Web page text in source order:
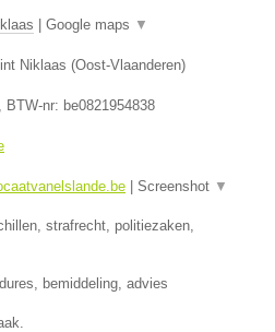
Google maps ▼
Niklaas (Oost-Vlaanderen)
, BTW-nr: be0821954838
Screenshot ▼
strafrecht, politiezaken,
bemiddeling, advies